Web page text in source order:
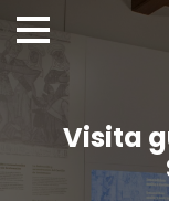
Visita